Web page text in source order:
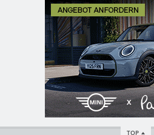
TOP